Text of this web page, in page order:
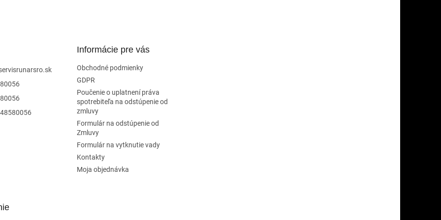
Informácie pre vás
Obchodné podmienky
GDPR
Poučenie o uplatnení práva
spotrebiteľa na odstúpenie od
zmluvy
Formulár na odstúpenie od
Zmluvy
Formulár na vytknutie vady
Kontakty
Moja objednávka